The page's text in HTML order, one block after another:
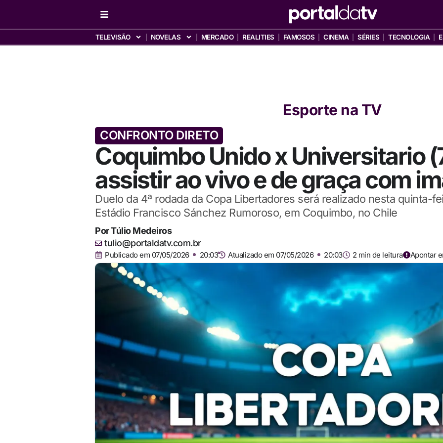
TELEVISÃO NOVELAS MERCADO REALITIES FAMOSOS CINEMA SÉRIES TECNOLOGIA
Esporte na TV
CONFRONTO DIRETO
Coquimbo Unido x Universitario
assistir ao vivo e de graça com
Duelo da 4ª rodada da Copa Libertadores será realizado nesta quinta-
Estádio Francisco Sánchez Rumoroso, em Coquimbo, no Chile
PorTúlio Medeiros
tulio@portaldatv.com.br
Publicado em 07/05/2026 20:03 Atualizado em 07/05/2026 20:03 2 min de leitura Apontar